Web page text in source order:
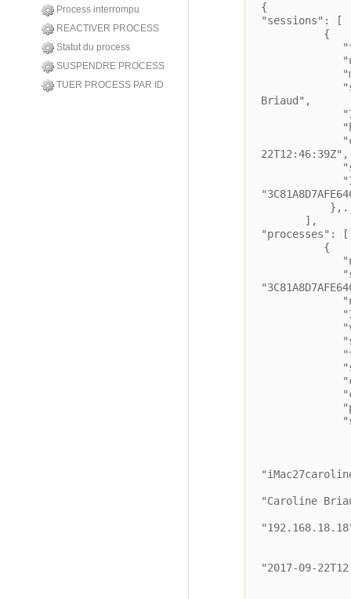
Process interrompu
REACTIVER PROCESS
Statut du process
SUSPENDRE PROCESS
TUER PROCESS PAR ID
{
"sessions": [
{
"type":
Briaud",
22T12:46:39Z",
"state":
],
"processes": [
{
"name":
"ID":
"Caroline
"2017-09-